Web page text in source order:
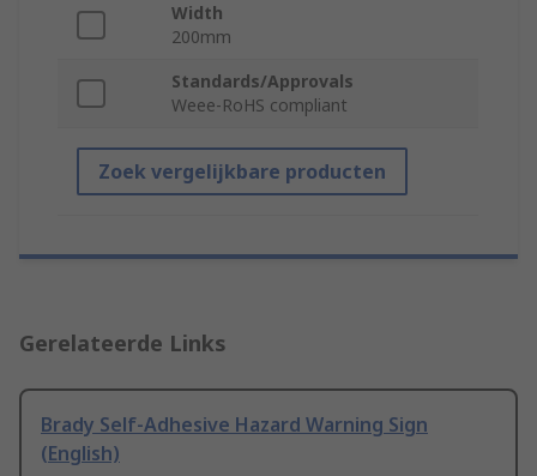
Width
200mm
Standards/Approvals
Weee-RoHS compliant
Zoek vergelijkbare producten
Gerelateerde Links
Brady Self-Adhesive Hazard Warning Sign
(English)